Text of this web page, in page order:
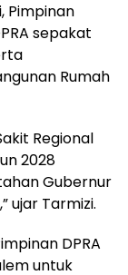
Pimpinan
sepakat
Rumah
Regional
2028
Gubernur
ujar Tarmizi.
DPRA
untuk